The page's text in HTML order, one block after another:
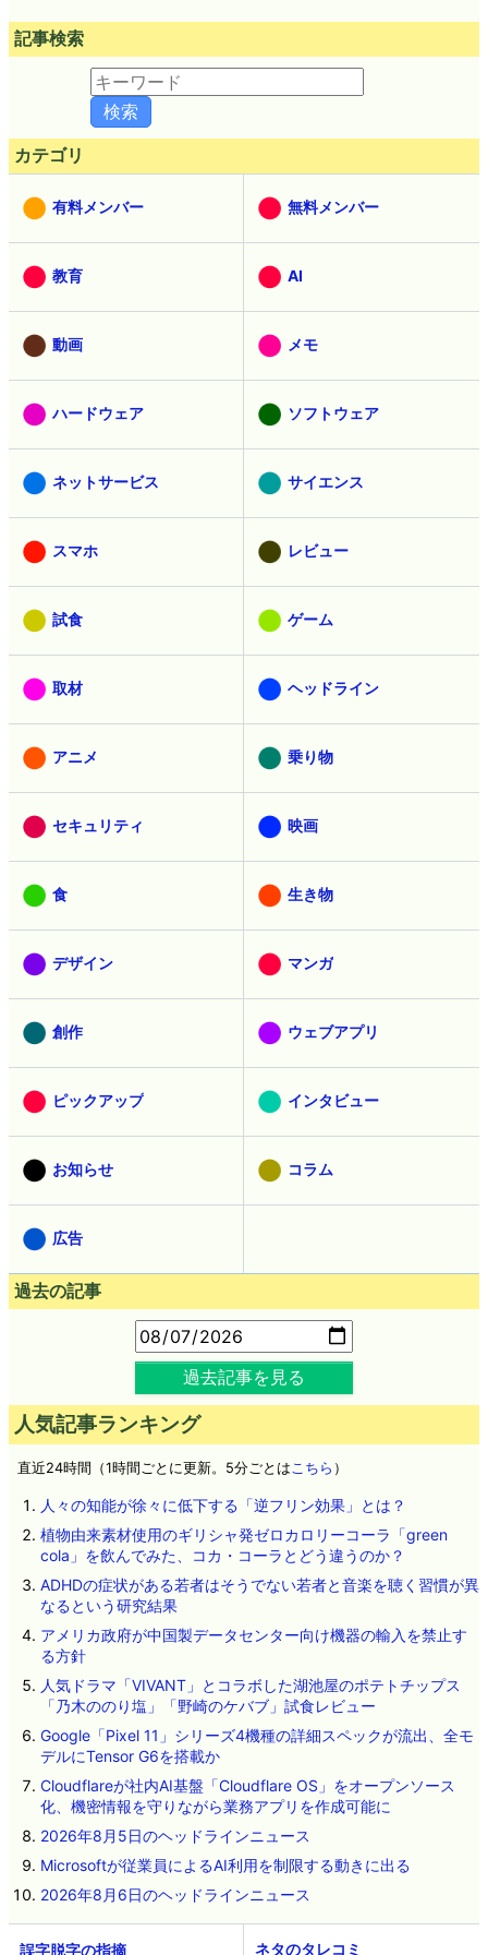
記事検索
カテゴリ
有料メンバー 無料メンバー
教育 AI
動画 メモ
ハードウェア ソフトウェア
ネットサービス サイエンス
スマホ レビュー
試食 ゲーム
取材 ヘッドライン
アニメ 乗り物
セキュリティ 映画
食 生き物
デザイン マンガ
創作 ウェブアプリ
ピックアップ インタビュー
お知らせ コラム
広告
過去の記事
過去記事を見る
人気記事ランキング
直近24時間（1時間ごとに更新。5分ごとは こちら ）
人々の知能が徐々に低下する「逆フリン効果」とは？
植物由来素材使用のギリシャ発ゼロカロリーコーラ「green
cola」を飲んでみた、コカ・コーラとどう違うのか？
ADHDの症状がある若者はそうでない若者と音楽を聴く習慣が異
なるという研究結果
アメリカ政府が中国製データセンター向け機器の輸入を禁止す
る方針
人気ドラマ「VIVANT」とコラボした湖池屋のポテトチップス
「乃木ののり塩」「野崎のケバブ」試食レビュー
Google「Pixel 11」シリーズ4機種の詳細スペックが流出、全モ
デルにTensor G6を搭載か
Cloudflareが社内AI基盤「Cloudflare OS」をオープンソース
化、機密情報を守りながら業務アプリを作成可能に
2026年8月5日のヘッドラインニュース
Microsoftが従業員によるAI利用を制限する動きに出る
2026年8月6日のヘッドラインニュース
ネタのタレコミ